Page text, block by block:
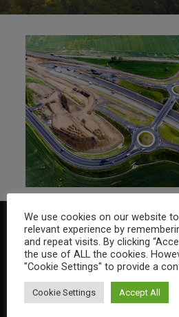
We use cookies on our website
relevant experience by
and repeat visits. By clicking
the use of ALL the cookies.
"Cookie Settings" to provide a
Cookie Settings Accept All